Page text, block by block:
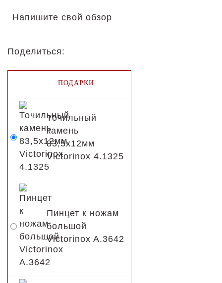
Напишите свой обзор
Поделиться:
ПОДАРКИ
Точильный
камень
83,5х12мм
Victorinox 4.1325
Пинцет к ножам
большой
Victorinox A.3642